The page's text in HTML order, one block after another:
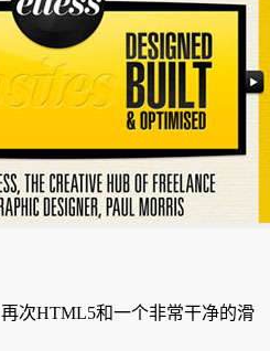
再次HTML5和一个非常干净的滑